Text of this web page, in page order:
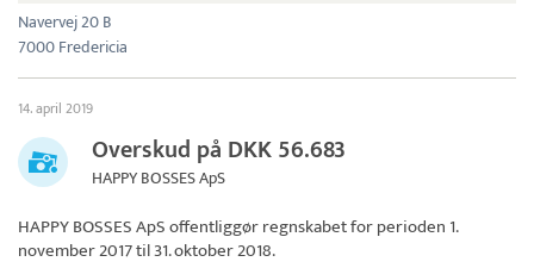
Navervej 20 B
7000 Fredericia
14. april 2019
Overskud på DKK 56.683
HAPPY BOSSES ApS
HAPPY BOSSES ApSoffentliggør regnskabet for perioden 1.
november 2017 til 31. oktober 2018.